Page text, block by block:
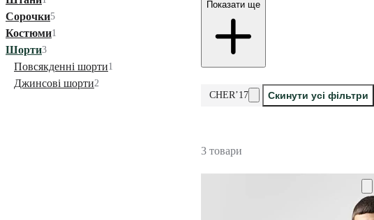
Сорочки5
Костюми1
Шорти3
Повсякденні шорти1
Джинсові шорти2
Показати ще
CHER’17 Скинути усі фільтри
3 товари